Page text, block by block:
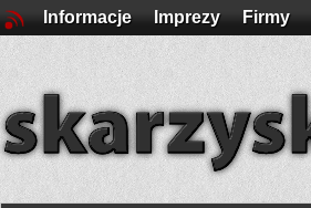
Informacje Imprezy Firmy